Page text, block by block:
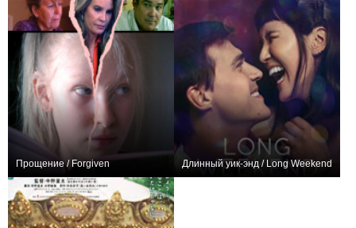
Прощение / Forgiven Длинный уик-энд / Long Weekend